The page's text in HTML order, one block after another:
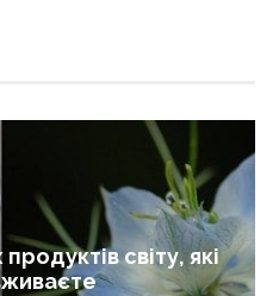
світу, які